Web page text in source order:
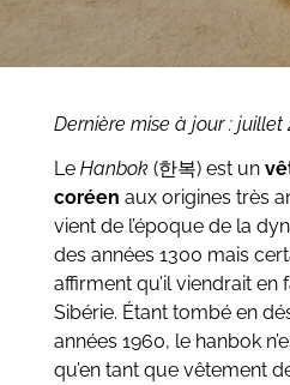
Dernière mise à jour : juillet
Le Hanbok(한복) est un
coréen aux origines très
vient de l’époque de la
des années 1300 mais
affirment qu’il viendrait
Sibérie. Étant tombé en
années 1960, le hanbok
qu’en tant que vêtement